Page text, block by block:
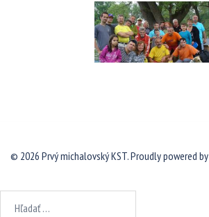
© 2026 Prvý michalovský KST. Proudly powered by